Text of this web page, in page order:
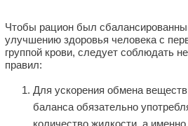
Чтобы рацион был
улучшению здоровья человека с
группой крови, следует соблюдать
правил:
Для ускорения обмена
баланса обязательно
количество жидкости, а